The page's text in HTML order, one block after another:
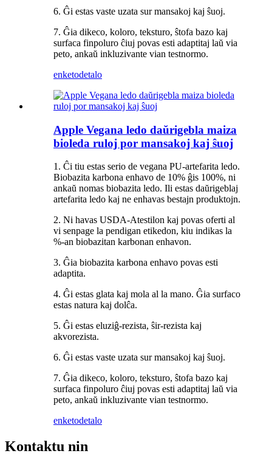
6. Ĝi estas vaste uzata sur mansakoj kaj ŝuoj.
7. Ĝia dikeco, koloro, teksturo, ŝtofa bazo kaj
surfaca finpoluro ĉiuj povas esti adaptitaj laŭ via
peto, ankaŭ inkluzivante vian testnormo.
enketodetalo
Apple Vegana ledo daŭrigebla maiza
bioleda ruloj por mansakoj kaj ŝuoj
1. Ĉi tiu estas serio de vegana PU-artefarita ledo.
Biobazita karbona enhavo de 10% ĝis 100%, ni
ankaŭ nomas biobazita ledo. Ili estas daŭrigeblaj
artefarita ledo kaj ne enhavas bestajn produktojn.
2. Ni havas USDA-Atestilon kaj povas oferti al
vi senpage la pendigan etikedon, kiu indikas la
%-an biobazitan karbonan enhavon.
3. Ĝia biobazita karbona enhavo povas esti
adaptita.
4. Ĝi estas glata kaj mola al la mano. Ĝia surfaco
estas natura kaj dolĉa.
5. Ĝi estas eluziĝ-rezista, ŝir-rezista kaj
akvorezista.
6. Ĝi estas vaste uzata sur mansakoj kaj ŝuoj.
7. Ĝia dikeco, koloro, teksturo, ŝtofa bazo kaj
surfaca finpoluro ĉiuj povas esti adaptitaj laŭ via
peto, ankaŭ inkluzivante vian testnormo.
enketodetalo
Kontaktu nin